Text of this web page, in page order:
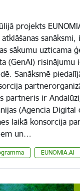
projekts
sākumu uzticama
(GenAI) risinājumu
Sanāksmē
partneris ir
(Agencia Digital
laikā konsorcija
un…
EUNOMIA.AI